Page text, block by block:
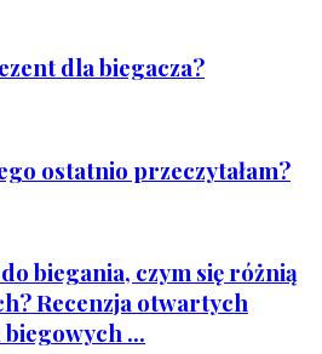
dla biegacza?
ostatnio przeczytałam?
biegania, czym się różnią
Recenzja otwartych
biegowych ...